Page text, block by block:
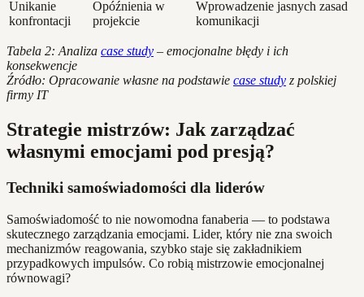
Unikanie
konfrontacji
Opóźnienia w
projekcie
Wprowadzenie jasnych zasad
komunikacji
Tabela 2: Analiza case study – emocjonalne błędy i ich
konsekwencje
Źródło: Opracowanie własne na podstawie case study z polskiej
firmy IT
Strategie mistrzów: Jak zarządzać
własnymi emocjami pod presją?
Techniki samoświadomości dla liderów
Samoświadomość to nie nowomodna fanaberia — to podstawa
skutecznego zarządzania emocjami. Lider, który nie zna swoich
mechanizmów reagowania, szybko staje się zakładnikiem
przypadkowych impulsów. Co robią mistrzowie emocjonalnej
równowagi?